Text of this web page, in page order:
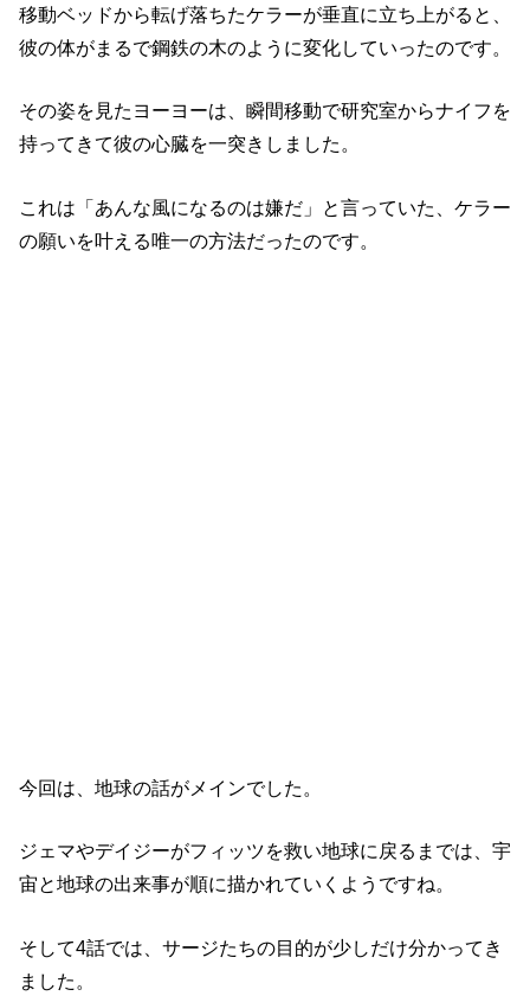
移動ベッドから転げ落ちたケラーが垂直に立ち上がると、
彼の体がまるで鋼鉄の木のように変化していったのです。
その姿を見たヨーヨーは、瞬間移動で研究室からナイフを
持ってきて彼の心臓を一突きしました。
これは「あんな風になるのは嫌だ」と言っていた、ケラー
の願いを叶える唯一の方法だったのです。
今回は、地球の話がメインでした。
ジェマやデイジーがフィッツを救い地球に戻るまでは、宇
宙と地球の出来事が順に描かれていくようですね。
そして4話では、サージたちの目的が少しだけ分かってき
ました。